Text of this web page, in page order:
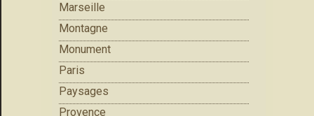
Marseille
Montagne
Monument
Paris
Paysages
Provence